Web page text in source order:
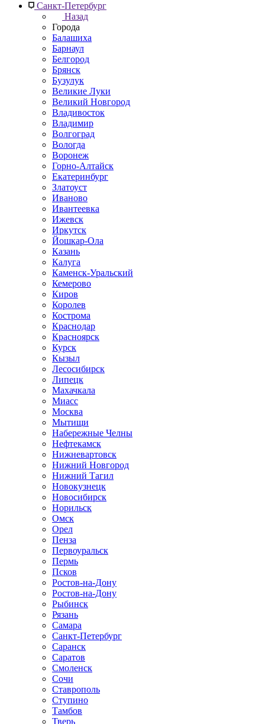
Санкт-Петербург
Назад
Города
Балашиха
Барнаул
Белгород
Брянск
Бузулук
Великие Луки
Великий Новгород
Владивосток
Владимир
Волгоград
Вологда
Воронеж
Горно-Алтайск
Екатеринбург
Златоуст
Иваново
Ивантеевка
Ижевск
Иркутск
Йошкар-Ола
Казань
Калуга
Каменск-Уральский
Кемерово
Киров
Королев
Кострома
Краснодар
Красноярск
Курск
Кызыл
Лесосибирск
Липецк
Махачкала
Миасс
Москва
Мытищи
Набережные Челны
Нефтекамск
Нижневартовск
Нижний Новгород
Нижний Тагил
Новокузнецк
Новосибирск
Норильск
Омск
Орел
Пенза
Первоуральск
Пермь
Псков
Ростов-на-Дону
Ростов-на-Дону
Рыбинск
Рязань
Самара
Санкт-Петербург
Саранск
Саратов
Смоленск
Сочи
Ставрополь
Ступино
Тамбов
Тверь